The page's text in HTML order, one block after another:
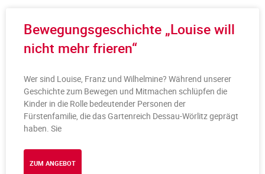
Bewegungsgeschichte „Louise will
nicht mehr frieren“
Wer sind Louise, Franz und Wilhelmine? Während unserer
Geschichte zum Bewegen und Mitmachen schlüpfen die
Kinder in die Rolle bedeutender Personen der
Fürstenfamilie, die das Gartenreich Dessau-Wörlitz geprägt
haben. Sie
ZUM ANGEBOT